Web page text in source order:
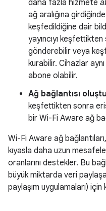
daha fazla hizmete
ağ aralığına
keşfedildiğine dair
yayıncıyı
gönderebilir veya
kurabilir. Cihazlar
abone olabilir.
Ağ bağlantısı
keşfettikten sonra
bir Wi-Fi Aware ağ
Wi-Fi Aware ağ bağlantıları,
kıyasla daha uzun
oranlarını destekler. Bu
büyük miktarda veri
paylaşım uygulamaları) için